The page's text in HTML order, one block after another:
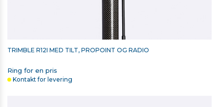
TRIMBLE R12I MED TILT, PROPOINT OG RADIO
Ring for en pris
Kontakt for levering